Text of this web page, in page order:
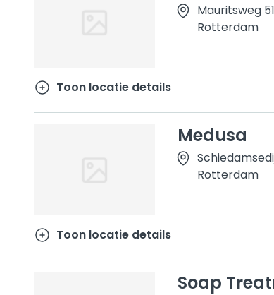
Mauritsweg
Rotterdam
Toon locatie details
Medusa
Rotterdam
Toon locatie details
Soap